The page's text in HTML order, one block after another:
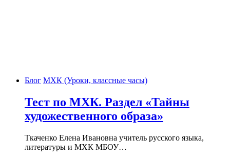
Блог МХК (Уроки, классные часы)
Тест по МХК. Раздел «Тайны
художественного образа»
Ткаченко Елена Ивановна учитель русского языка,
литературы и МХК МБОУ…